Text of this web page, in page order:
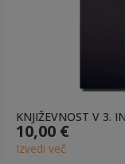
10,00 €
Izvedi več